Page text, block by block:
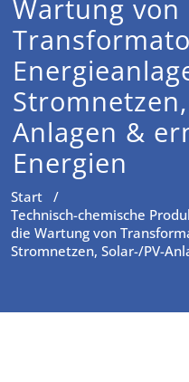
Wartung von
Anlagen &
Energien
Start /
Technisch-chemische
die Wartung von
Stromnetzen, Solar-/PV-